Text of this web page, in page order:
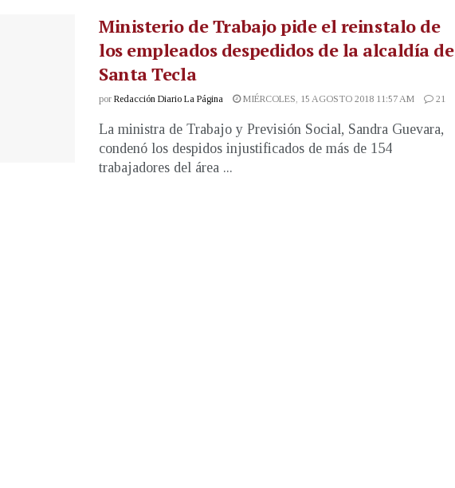
Ministerio de Trabajo pide el reinstalo de
los empleados despedidos de la alcaldía de
Santa Tecla
por Redacción Diario La Página MIÉRCOLES, 15 AGOSTO 2018 11:57 AM 21
La ministra de Trabajo y Previsión Social, Sandra Guevara,
condenó los despidos injustificados de más de 154
trabajadores del área ...